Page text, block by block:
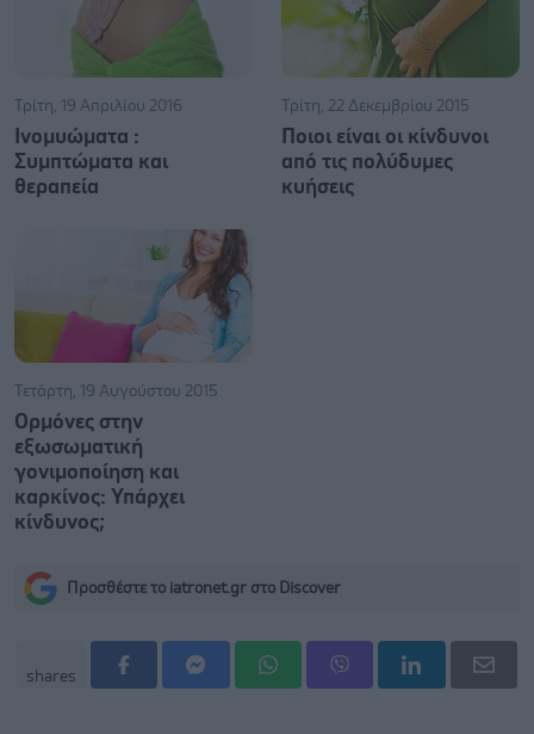
Τρίτη, 19 Απριλίου 2016
Ινομυώματα :
Συμπτώματα και
θεραπεία
Τρίτη, 22 Δεκεμβρίου 2015
Ποιοι είναι οι κίνδυνοι
από τις πολύδυμες
κυήσεις
Τετάρτη, 19 Αυγούστου 2015
Ορμόνες στην
εξωσωματική
γονιμοποίηση και
καρκίνος: Υπάρχει
κίνδυνος;
Προσθέστε το iatronet.gr στο Discover
shares